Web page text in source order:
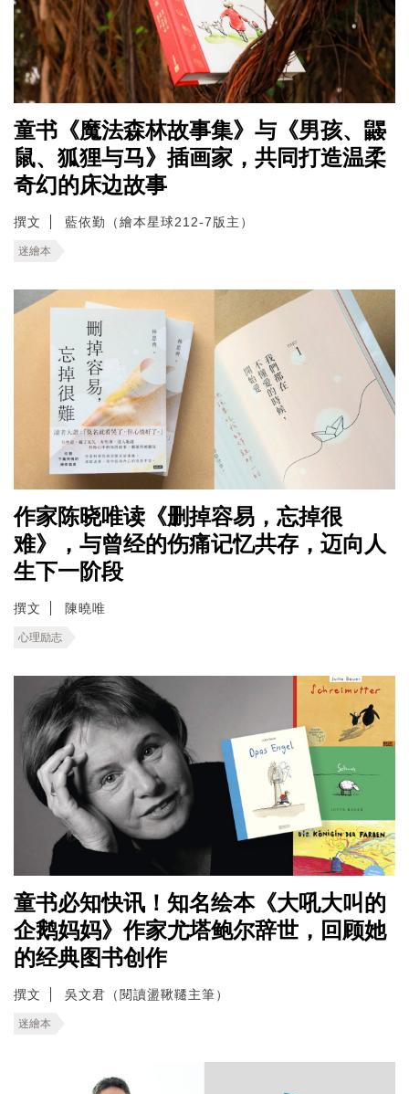
童书《魔法森林故事集》与《男孩、鼹
鼠、狐狸与马》插画家，共同打造温柔
奇幻的床边故事
撰文 藍依勤（繪本星球212-7版主）
迷繪本
作家陈晓唯读《删掉容易，忘掉很
难》，与曾经的伤痛记忆共存，迈向人
生下一阶段
撰文 陳曉唯
心理励志
童书必知快讯！知名绘本《大吼大叫的
企鹅妈妈》作家尤塔鲍尔辞世，回顾她
的经典图书创作
撰文 吳文君（閱讀盪鞦韆主筆）
迷繪本